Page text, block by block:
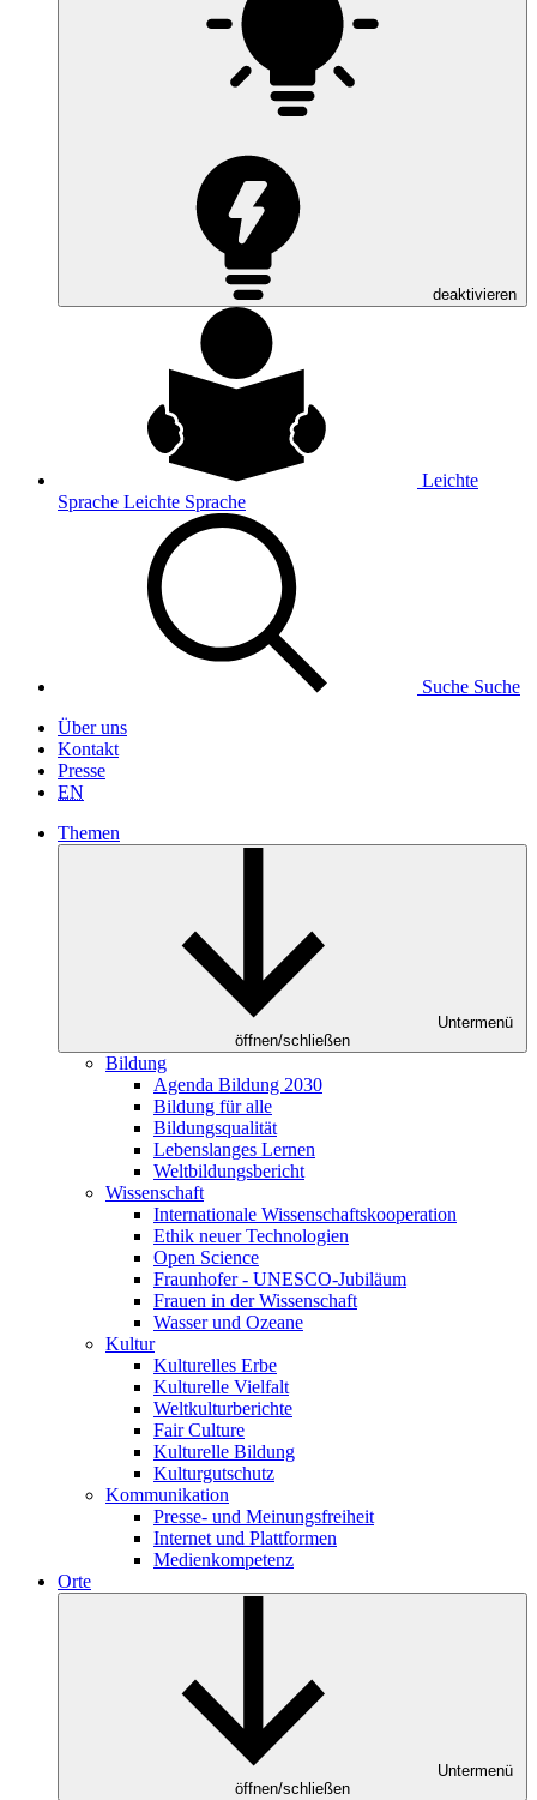
deaktivieren
Leichte
Sprache Leichte Sprache
Suche Suche
Über uns
Kontakt
Presse
EN
Themen
Untermenü
öffnen/schließen
Bildung
Agenda Bildung 2030
Bildung für alle
Bildungsqualität
Lebenslanges Lernen
Weltbildungsbericht
Wissenschaft
Internationale Wissenschaftskooperation
Ethik neuer Technologien
Open Science
Fraunhofer - UNESCO-Jubiläum
Frauen in der Wissenschaft
Wasser und Ozeane
Kultur
Kulturelles Erbe
Kulturelle Vielfalt
Weltkulturberichte
Fair Culture
Kulturelle Bildung
Kulturgutschutz
Kommunikation
Presse- und Meinungsfreiheit
Internet und Plattformen
Medienkompetenz
Orte
Untermenü
öffnen/schließen